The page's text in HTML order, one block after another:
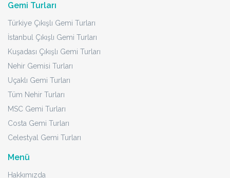
Gemi Turları
Türkiye Çıkışlı Gemi Turları
İstanbul Çıkışlı Gemi Turları
Kuşadası Çıkışlı Gemi Turları
Nehir Gemisi Turları
Uçaklı Gemi Turları
Tüm Nehir Turları
MSC Gemi Turları
Costa Gemi Turları
Celestyal Gemi Turları
Menü
Hakkımızda